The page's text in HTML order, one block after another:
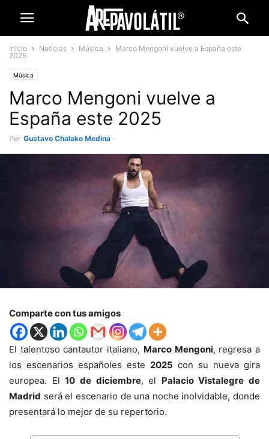
Inicio Noticias Música
Marco Mengoni vuelve a España este
2025
Música
Marco Mengoni vuelve a
España este 2025
Por Gustavo Chalako Medina -
Comparte con tus amigos
El talentoso cantautor italiano, Marco Mengoni, regresa a
los escenarios españoles este 2025 con su nueva gira
europea. El10 de diciembre, el Palacio Vistalegre de
Madrid será el escenario de una noche inolvidable, donde
presentará lo mejor de su repertorio.